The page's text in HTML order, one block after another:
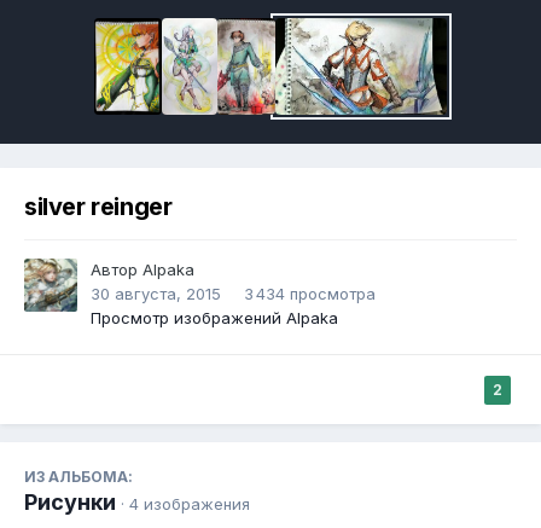
silver reinger
Автор Alpaka
30 августа, 2015
3 434 просмотра
Просмотр изображений Alpaka
2
ИЗ АЛЬБОМА:
Рисунки · 4 изображения